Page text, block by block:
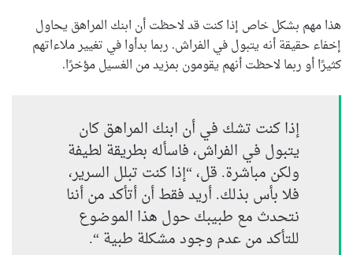
هذا مهم بشكل خاص إذا كنت قد لاحظت أن ابنك المراهق يحاول
إخفاء حقيقة أنه يتبول في الفراش. ربما بدأوا في تغيير ملاءاتهم
كثيرًا أو ربما لاحظت أنهم يقومون بمزيد من الغسيل مؤخرًا.
إذا كنت تشك في أن ابنك المراهق كان
يتبول في الفراش، فاسأله بطريقة لطيفة
ولكن مباشرة. قل، “إذا كنت تبلل السرير،
فلا بأس بذلك. أريد فقط أن أتأكد من أننا
نتحدث مع طبيبك حول هذا الموضوع
للتأكد من عدم وجود مشكلة طبية “.